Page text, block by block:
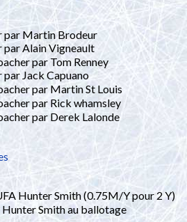
par Martin Brodeur
par Alain Vigneault
par Tom Renney
par Jack Capuano
par Martin St Louis
par Rick whamsley
par Derek Lalonde
Hunter Smith (0.75M/Y pour 2 Y)
Smith au ballotage